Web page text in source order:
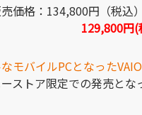
価格：134,800円（税込
129,800円
モバイルPCとなった
ストア限定での発売とな